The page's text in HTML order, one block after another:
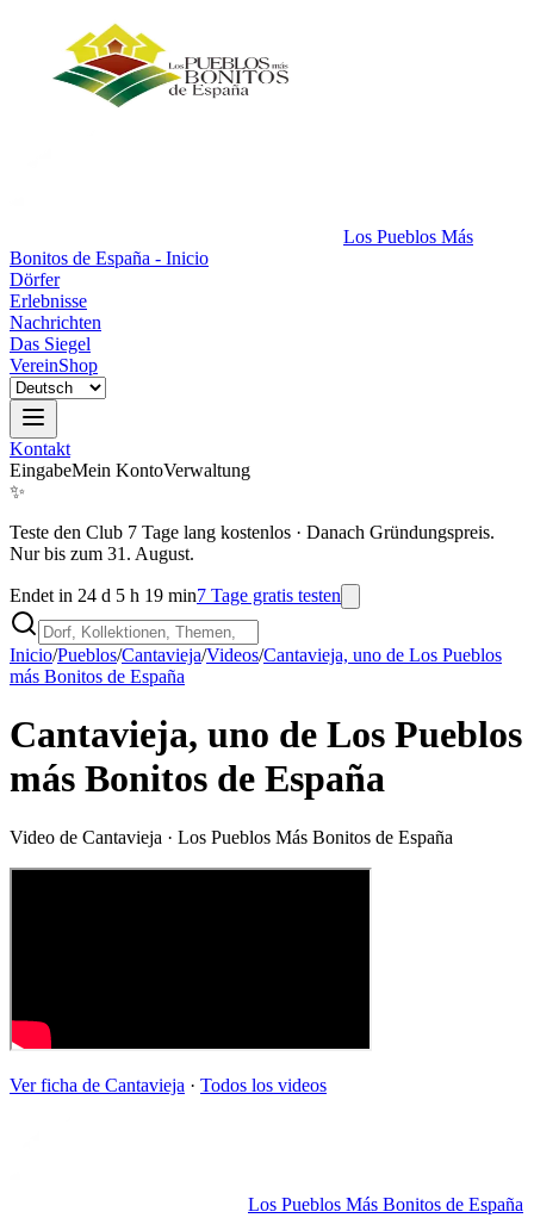
Los Pueblos Más
Bonitos de España - Inicio
Dörfer
Erlebnisse
Nachrichten
Das Siegel
VereinShop
Kontakt
EingabeMein KontoVerwaltung
✨
Teste den Club 7 Tage lang kostenlos · Danach Gründungspreis.
Nur bis zum 31. August.
Endet in 24 d 5 h 19 min7 Tage gratis testen
Inicio/Pueblos/Cantavieja/Videos/Cantavieja, uno de Los Pueblos
más Bonitos de España
Cantavieja, uno de Los Pueblos
más Bonitos de España
Video de Cantavieja · Los Pueblos Más Bonitos de España
Ver ficha de Cantavieja · Todos los videos
Los Pueblos Más Bonitos de España